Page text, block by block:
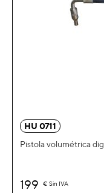
HU 0711
Pistola volumétrica
199 € Sin IVA